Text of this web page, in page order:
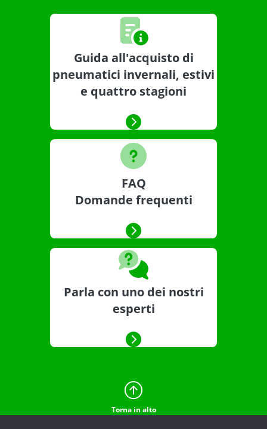
Guida all'acquisto di
pneumatici invernali, estivi
e quattro stagioni
FAQ
Domande frequenti
Parla con uno dei nostri
esperti
Torna in alto